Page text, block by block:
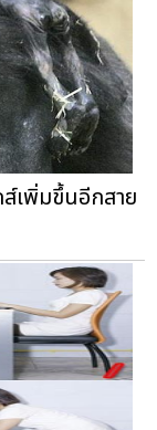
ส์เพิ่มขึ้นอีกสาย